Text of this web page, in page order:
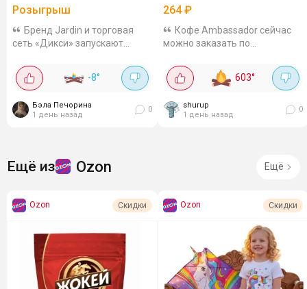
Розыгрыш
Бренд Jardin и торговая
сеть «Дикси» запускают
мероприятие. Участникам
предоставляется
реальные денежные
средства,...
-8°
Бэла Печорина
1 день назад
0
264₽
Кофе Ambassador сейчас
можно заказать по
молотый и в зёрнах. Так кофе
"Platinum Crema", молотый
арабики и робусты, средняя...
603°
shurup
1 день назад
0
Ещё из Ozon Ещё
Ozon Скидки Ozon Скидки